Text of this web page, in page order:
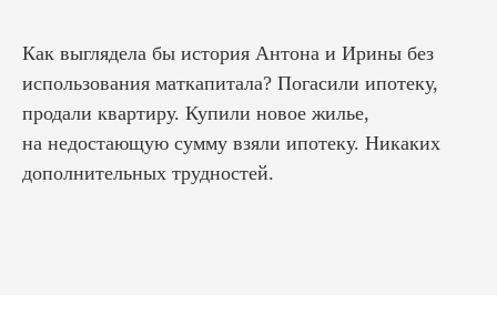
Как выглядела бы история Антона и Ирины без
использования маткапитала? Погасили ипотеку,
продали квартиру. Купили новое жилье,
на недостающую сумму взяли ипотеку. Никаких
дополнительных трудностей.